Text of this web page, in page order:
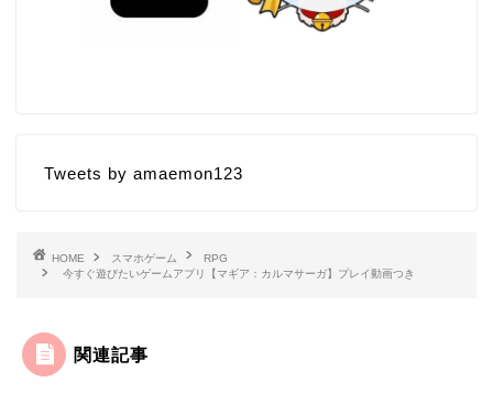
Tweets by amaemon123
HOME スマホゲーム
RPG
今すぐ遊びたいゲームアプリ【マギア：カルマサーガ】プレイ動画つき
関連記事